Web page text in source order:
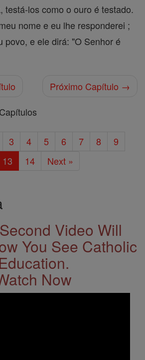
testá-los como o ouro é testado.
nome e eu lhe responderei ;
povo, e ele dirá: "O Senhor é
Próximo Capítulo →
3 4 5 6 7 8
9
13 14 Next »
Video Will
You See Catholic
Now